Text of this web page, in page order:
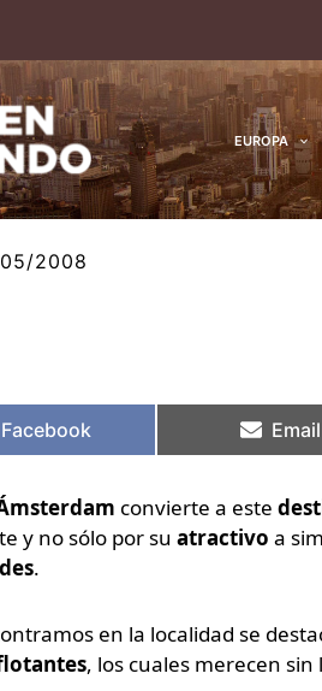
EUROPA
2008
en
Facebook
en
Email
convierte a este
y no sólo por su atractivo a
.
en la localidad se
, los cuales merecen
en
en